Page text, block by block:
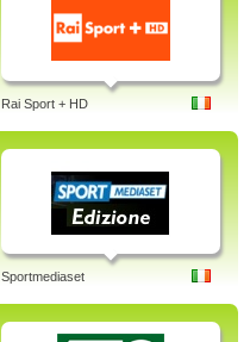
Rai Sport + HD
Sportmediaset